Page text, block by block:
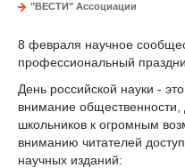
"ВЕСТИ" Ассоциации
8 февраля научное
профессиональный
День российской науки -
внимание общественности,
школьников к огромным
вниманию читателей
научных изданий: